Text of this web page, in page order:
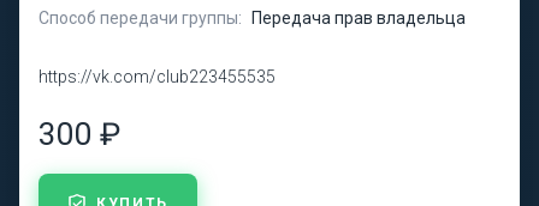
Способ передачи группы:
Передача прав владельца
https://vk.com/club223455535
300 ₽